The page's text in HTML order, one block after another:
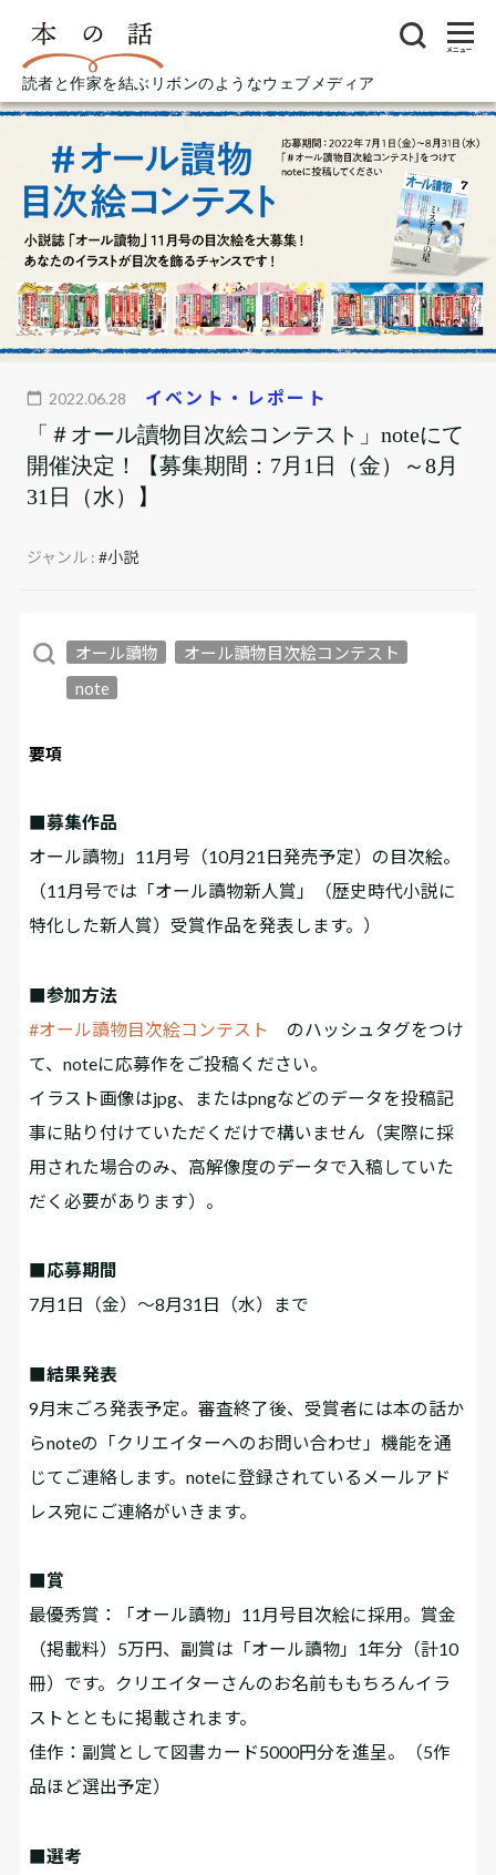
読者と作家を結ぶリボンのようなウェブメディア
メニュー
2022.06.28 イベント・レポート
「＃オール讀物目次絵コンテスト」noteにて
開催決定！【募集期間：7月1日（金）～8月
31日（水）】
ジャンル :#小説
オール讀物
オール讀物目次絵コンテスト
note
要項
■募集作品
オール讀物」11月号（10月21日発売予定）の目次絵。
（11月号では「オール讀物新人賞」（歴史時代小説に
特化した新人賞）受賞作品を発表します。）
■参加方法
#オール讀物目次絵コンテスト
のハッシュタグをつけ
て、noteに応募作をご投稿ください。
イラスト画像はjpg、またはpngなどのデータを投稿記
事に貼り付けていただくだけで構いません（実際に採
用された場合のみ、高解像度のデータで入稿していた
だく必要があります）。
■応募期間
7月1日（金）～8月31日（水）まで
■結果発表
9月末ごろ発表予定。審査終了後、受賞者には本の話か
らnoteの「クリエイターへのお問い合わせ」機能を通
じてご連絡します。noteに登録されているメールアド
レス宛にご連絡がいきます。
■賞
最優秀賞：「オール讀物」11月号目次絵に採用。賞金
（掲載料）5万円、副賞は「オール讀物」1年分（計10
冊）です。クリエイターさんのお名前ももちろんイラ
ストとともに掲載されます。
佳作：副賞として図書カード5000円分を進呈。（5作
品ほど選出予定）
■選考